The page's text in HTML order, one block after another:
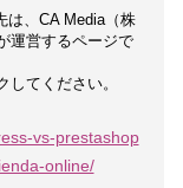
、 CA Media（株
運営するページで
てください。
vs-prestashop
online/